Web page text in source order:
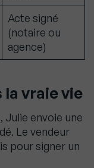
Acte signé
(notaire ou
agence)
la vraie vie
envoie une
Le vendeur
pour signer un